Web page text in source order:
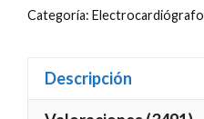
Categoría: Electrocardiógrafo
Descripción